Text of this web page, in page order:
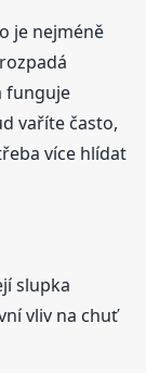
je nejméně
funguje
vaříte často,
více hlídat
slupka
vliv na chuť